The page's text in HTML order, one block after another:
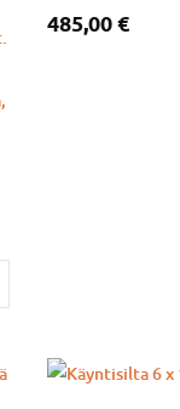
485,00€